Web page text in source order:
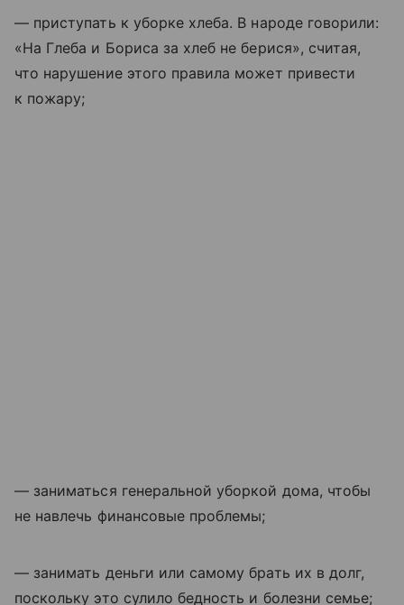
— приступать к уборке хлеба. В народе говорили:
«На Глеба и Бориса за хлеб не берися», считая,
что нарушение этого правила может привести
к пожару;
— заниматься генеральной уборкой дома, чтобы
не навлечь финансовые проблемы;
— занимать деньги или самому брать их в долг,
поскольку это сулило бедность и болезни семье;